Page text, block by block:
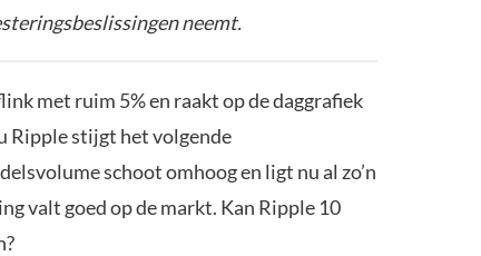
neemt.
met ruim 5% en raakt op de daggrafiek
Ripple stijgt het volgende
schoot omhoog en ligt nu al zo’n
valt goed op de markt. Kan Ripple 10